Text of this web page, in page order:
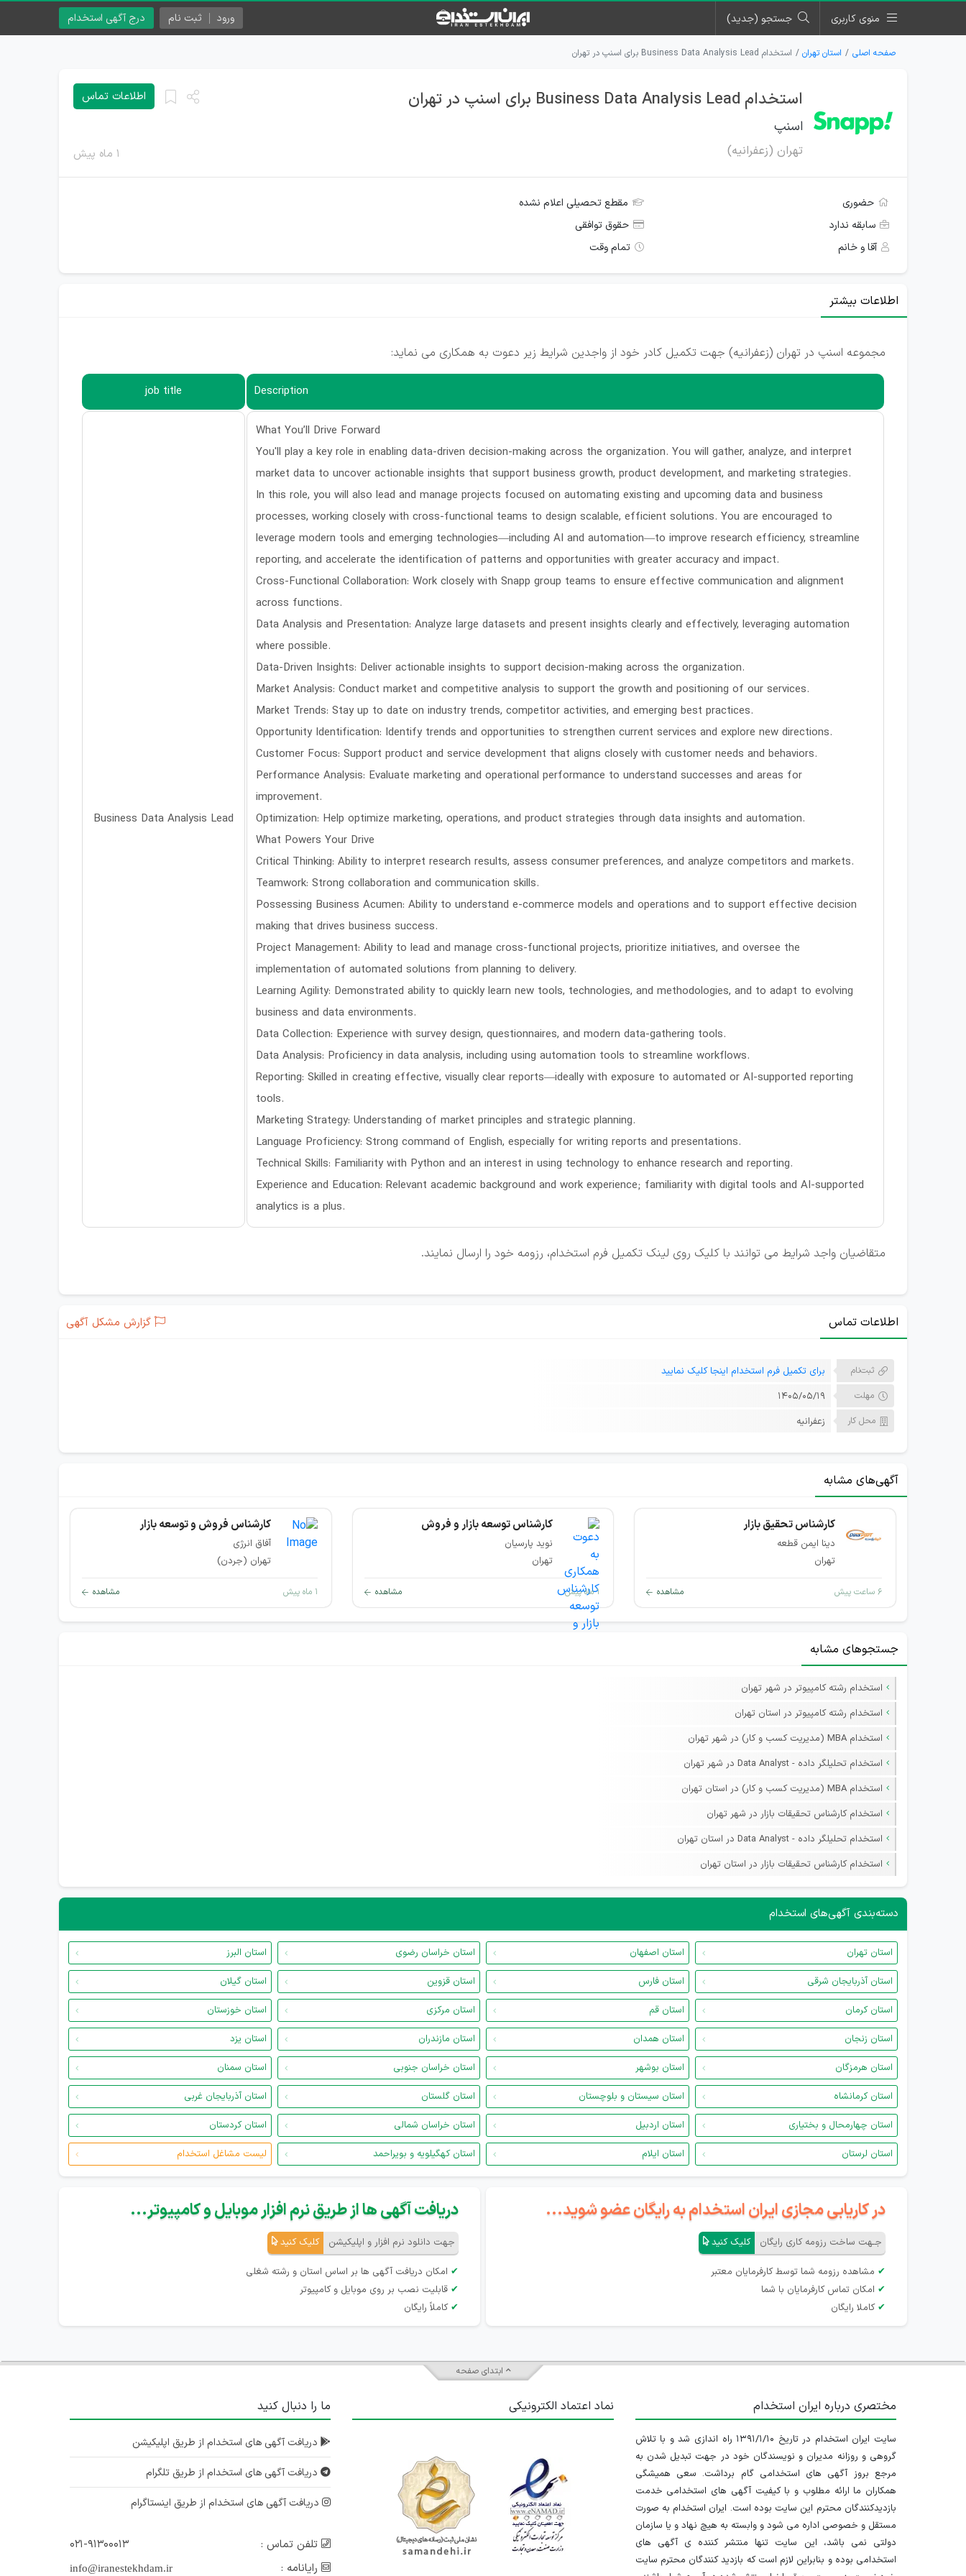
منوی کاربری جستجو (جدید) درج آگهی استخدام ورود ثبت نام
صفحه اصلی استان تهران استخدام Business Data Analysis Lead برای اسنپ در تهران
استخدام Business Data Analysis Lead برای اسنپ در تهران
اسنپ
تهران (زعفرانیه) ۱ ماه پیش
اطلاعات تماس
حضوری
مقطع تحصیلی اعلام نشده
سابقه ندارد
حقوق توافقی
آقا و خانم
تمام وقت
اطلاعات بیشتر
مجموعه اسنپ در تهران (زعفرانیه) جهت تکمیل کادر خود از واجدین شرایط زیر دعوت به همکاری می نماید:
Description
job title
What You’ll Drive Forward
You'll play a key role in enabling data-driven decision-making across the organization. You will gather, analyze, and interpret
market data to uncover actionable insights that support business growth, product development, and marketing strategies.
In this role, you will also lead and manage projects focused on automating existing and upcoming data and business
processes, working closely with cross-functional teams to design scalable, efficient solutions. You are encouraged to
leverage modern tools and emerging technologies—including AI and automation—to improve research efficiency, streamline
reporting, and accelerate the identification of patterns and opportunities with greater accuracy and impact.
Cross-Functional Collaboration: Work closely with Snapp group teams to ensure effective communication and alignment
across functions.
Data Analysis and Presentation: Analyze large datasets and present insights clearly and effectively, leveraging automation
where possible.
Data-Driven Insights: Deliver actionable insights to support decision-making across the organization.
Market Analysis: Conduct market and competitive analysis to support the growth and positioning of our services.
Market Trends: Stay up to date on industry trends, competitor activities, and emerging best practices.
Opportunity Identification: Identify trends and opportunities to strengthen current services and explore new directions.
Customer Focus: Support product and service development that aligns closely with customer needs and behaviors.
Performance Analysis: Evaluate marketing and operational performance to understand successes and areas for
improvement.
Optimization: Help optimize marketing, operations, and product strategies through data insights and automation.
What Powers Your Drive
Critical Thinking: Ability to interpret research results, assess consumer preferences, and analyze competitors and markets.
Teamwork: Strong collaboration and communication skills.
Possessing Business Acumen: Ability to understand e-commerce models and operations and to support effective decision
making that drives business success.
Project Management: Ability to lead and manage cross-functional projects, prioritize initiatives, and oversee the
implementation of automated solutions from planning to delivery.
Learning Agility: Demonstrated ability to quickly learn new tools, technologies, and methodologies, and to adapt to evolving
business and data environments.
Data Collection: Experience with survey design, questionnaires, and modern data-gathering tools.
Data Analysis: Proficiency in data analysis, including using automation tools to streamline workflows.
Reporting: Skilled in creating effective, visually clear reports—ideally with exposure to automated or AI-supported reporting
tools.
Marketing Strategy: Understanding of market principles and strategic planning.
Language Proficiency: Strong command of English, especially for writing reports and presentations.
Technical Skills: Familiarity with Python and an interest in using technology to enhance research and reporting.
Experience and Education: Relevant academic background and work experience; familiarity with digital tools and AI-supported
analytics is a plus.
Business Data Analysis Lead
متقاضیان واجد شرایط می توانند با کلیک روی لینک تکمیل فرم استخدام، رزومه خود را ارسال نمایند.
اطلاعات تماس گزارش مشکل آگهی
ثبت‌نام برای تکمیل فرم استخدام اینجا کلیک نمایید
مهلت ۱۴۰۵/۰۵/۱۹
محل کار زعفرانیه
آگهی‌های مشابه
کارشناس تحقیق بازار
دینا ایمن قطعه
تهران
۶ ساعت پیش مشاهده
کارشناس توسعه بازار و فروش
نوید پارسیان
تهران
۱ ماه پیش مشاهده
کارشناس فروش و توسعه بازار
آفاق انرژی
تهران (جردن)
۱ ماه پیش مشاهده
جستجوهای مشابه
استخدام رشته کامپیوتر در شهر تهران
استخدام رشته کامپیوتر در استان تهران
استخدام MBA (مدیریت کسب و کار) در شهر تهران
استخدام تحلیلگر داده - Data Analyst در شهر تهران
استخدام MBA (مدیریت کسب و کار) در استان تهران
استخدام کارشناس تحقیقات بازار در شهر تهران
استخدام تحلیلگر داده - Data Analyst در استان تهران
استخدام کارشناس تحقیقات بازار در استان تهران
دسته‌بندی آگهی‌های استخدام
استان تهران استان اصفهان استان خراسان رضوی
استان البرز
استان آذربایجان شرقی
استان فارس استان قزوین
استان گیلان
استان کرمان
استان قم استان مرکزی
استان خوزستان
استان زنجان
استان همدان استان مازندران
استان یزد
استان هرمزگان
استان بوشهر استان خراسان جنوبی
استان سمنان
استان کرمانشاه
استان سیستان و بلوچستان استان گلستان
استان آذربایجان غربی
استان چهارمحال و بختیاری
استان اردبیل استان خراسان شمالی
استان کردستان
استان لرستان
استان ایلام استان کهگیلویه و بویراحمد لیست مشاغل استخدام
در کاریابی مجازی ایران استخدام به رایگان عضو شوید...
جـهت ساخت رزومه کاری رایگان کلیک کنید
✔ مشاهده رزومه شما توسط کارفرمایان معتبر
✔ امکان تماس کارفرمایان با شما
✔ کاملا رایگان
دریافت آگهی ها از طریق نرم افزار موبایل و کامپیوتر...
جهت دانلود نرم افزار و اپلیکیشن کلیک کنید
✔ امکان دریافت آگهی ها بر اساس استان و رشته شغلی
✔ قابلیت نصب بر روی موبایل و کامپیوتر
✔ کاملاً رایگان
ابتدای صفحه
مختصری درباره ایران استخدام
سایت ایران استخدام در تاریخ ۱۳۹۱/۱/۱۰ راه اندازی شد و با تلاش
گروهی و روزانه مدیران و نویسندگان خود در جهت تبدیل شدن به
مرجع بروز آگهی های استخدامی گام برداشت. سعی همیشگی
همکاران ما ارائه مطلوب و با کیفیت آگهی های استخدامی خدمت
بازدیدکنندگان محترم این سایت بوده است. ایران استخدام به صورت
مستقل و خصوصی اداره می شود و وابسته به هیچ نهاد و یا سازمان
دولتی نمی باشد، این سایت تنها منتشر کننده ی آگهی های
استخدامی بوده و بنابراین لازم است که بازدید کنندگان محترم سایت
نماد اعتماد الکترونیکی ما را دنبال کنید
دریافت آگهی های استخدام از طریق اپلیکیشن
دریافت آگهی های استخدام از طریق تلگرام
دریافت آگهی های استخدام از طریق اینستاگرام
تلفن تماس :
۰۲۱-۹۱۳۰۰۰۱۳
رایانامه :
info@iranestekhdam.ir